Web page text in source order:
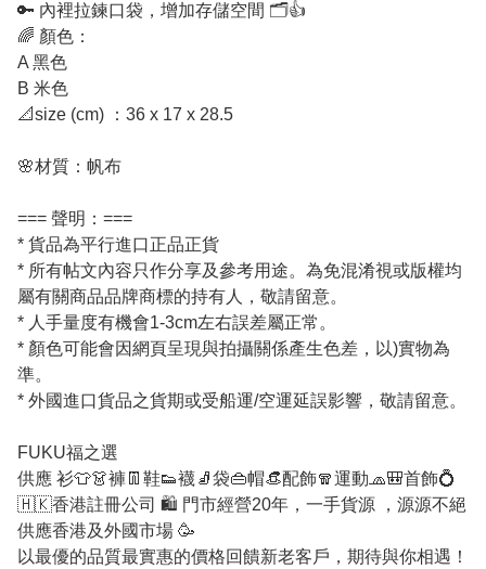
🔑 內裡拉鍊口袋，增加存儲空間 🗂️👍
🌈 顏色：
A 黑色
B 米色
📐size (cm) ：36 x 17 x 28.5
🌸材質：帆布
=== 聲明：===
* 貨品為平行進口正品正貨
* 所有帖文內容只作分享及參考用途。為免混淆視或版權均
屬有關商品品牌商標的持有人，敬請留意。
* 人手量度有機會1-3cm左右誤差屬正常。
* 顏色可能會因網頁呈現與拍攝關係產生色差，以)實物為
準。
* 外國進口貨品之貨期或受船運/空運延誤影響，敬請留意。
FUKU福之選
供應 衫👕👗褲👖鞋👟襪🧦袋👜帽👒配飾🧣運動🧢🎒首飾💍
🇭🇰香港註冊公司 🛍 門市經營20年，一手貨源 ，源源不絕
供應香港及外國市場 🥳
以最優的品質最實惠的價格回饋新老客戶，期待與你相遇！